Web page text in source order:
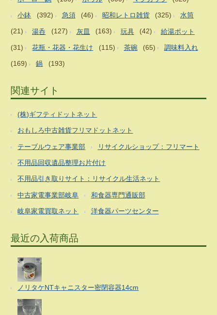
小鉢 (392) 急須 (46) 昭和レトロ雑貨 (325) 水筒
(21) 湯呑 (127) 灰皿 (163) 玩具 (42) 給湯ポット
(31) 花瓶・花器・花生け (115) 茶碗 (65) 調味料入れ
(169) 鍋 (193)
関連サイト
(株)ギフティドットネット
おもしろ中古雑貨フリマドットネット
テーブルウェア事業部 リサイクルショップ：フリマート
不用品回収遺品整理お片付け
不用品引き取りサイト：リサイクル生活ネット
中古家電事業部岐阜 和食器専門通販部
岐阜家電買取ネット 洋食器パーツセンター
最近の入荷商品
ノリタケNTキャニスター密閉容器14cm